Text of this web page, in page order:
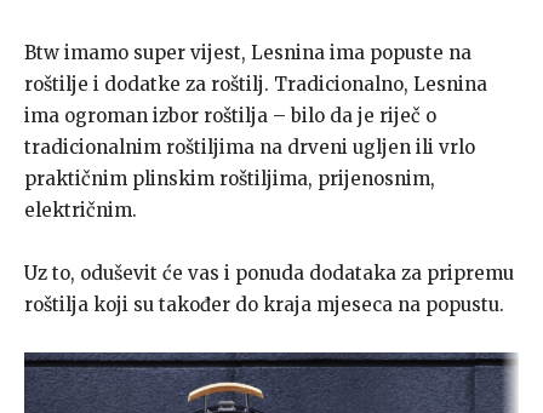
Btw imamo super vijest, Lesnina ima popuste na
roštilje i dodatke za roštilj. Tradicionalno, Lesnina
ima ogroman izbor roštilja – bilo da je riječ o
tradicionalnim roštiljima na drveni ugljen ili vrlo
praktičnim plinskim roštiljima, prijenosnim,
električnim.
Uz to, oduševit će vas i ponuda dodataka za pripremu
roštilja koji su također do kraja mjeseca na popustu.